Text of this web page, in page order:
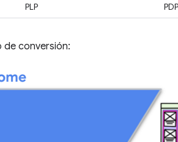
PLP PDP
de conversión: